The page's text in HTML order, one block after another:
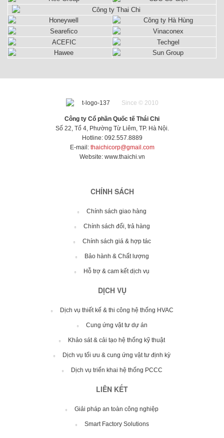
Since © 2010
Công ty Cổ phần Quốc tế Thái Chi
Số 22, Tổ 4, Phường Từ Liêm, TP. Hà Nội.
Hotline: 092.557.8889
E-mail: thaichicorp@gmail.com
Website: www.thaichi.vn
CHÍNH SÁCH
Chính sách giao hàng
Chính sách đổi, trả hàng
Chính sách giá & hợp tác
Bảo hành & Chất lượng
Hỗ trợ & cam kết dịch vụ
DỊCH VỤ
Dịch vụ thiết kế & thi công hệ thống HVAC
Cung ứng vật tư dự án
Khảo sát & cải tạo hệ thống kỹ thuật
Dịch vụ tối ưu & cung ứng vật tư định kỳ
Dịch vụ triển khai hệ thống PCCC
LIÊN KẾT
Giải pháp an toàn công nghiệp
Smart Factory Solutions